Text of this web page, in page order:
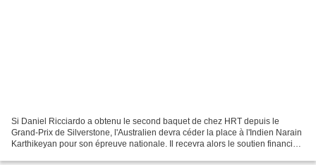
Si Daniel Ricciardo a obtenu le second baquet de chez HRT depuis le
Grand-Prix de Silverstone, l'Australien devra céder la place à l'Indien Narain
Karthikeyan pour son épreuve nationale. Il recevra alors le soutien financier